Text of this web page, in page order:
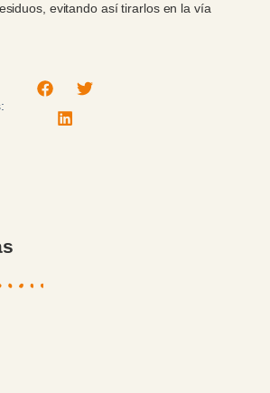
evitando así tirarlos en la vía